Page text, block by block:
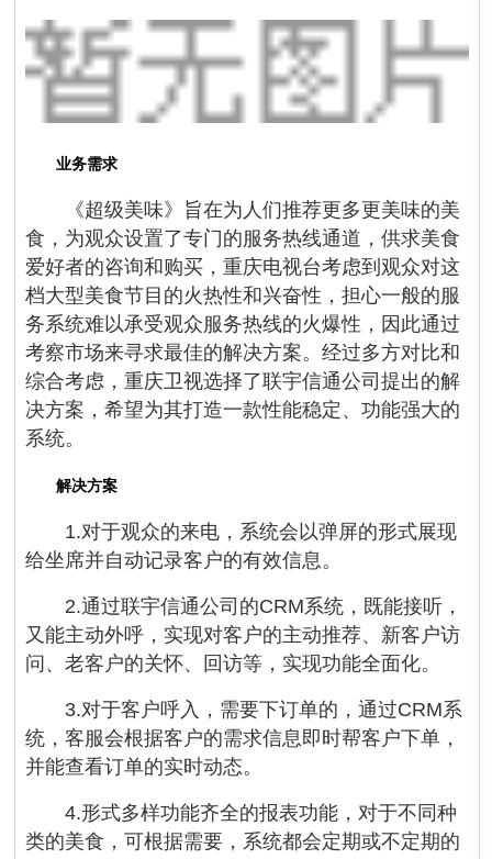
业务需求
《超级美味》旨在为人们推荐更多更美味的美
食，为观众设置了专门的服务热线通道，供求美食
爱好者的咨询和购买，重庆电视台考虑到观众对这
档大型美食节目的火热性和兴奋性，担心一般的服
务系统难以承受观众服务热线的火爆性，因此通过
考察市场来寻求最佳的解决方案。经过多方对比和
综合考虑，重庆卫视选择了联宇信通公司提出的解
决方案，希望为其打造一款性能稳定、功能强大的
系统。
解决方案
1.对于观众的来电，系统会以弹屏的形式展现
给坐席并自动记录客户的有效信息。
2.通过联宇信通公司的CRM系统，既能接听，
又能主动外呼，实现对客户的主动推荐、新客户访
问、老客户的关怀、回访等，实现功能全面化。
3.对于客户呼入，需要下订单的，通过CRM系
统，客服会根据客户的需求信息即时帮客户下单，
并能查看订单的实时动态。
4.形式多样功能齐全的报表功能，对于不同种
类的美食，可根据需要，系统都会定期或不定期的